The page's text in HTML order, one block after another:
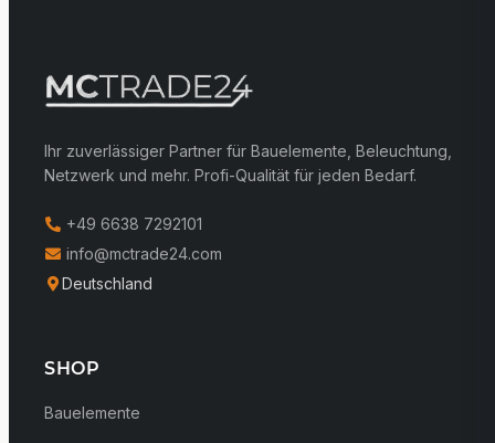
Ihr zuverlässiger Partner für Bauelemente, Beleuchtung,
Netzwerk und mehr. Profi-Qualität für jeden Bedarf.
+49 6638 7292101
info@mctrade24.com
Deutschland
SHOP
Bauelemente